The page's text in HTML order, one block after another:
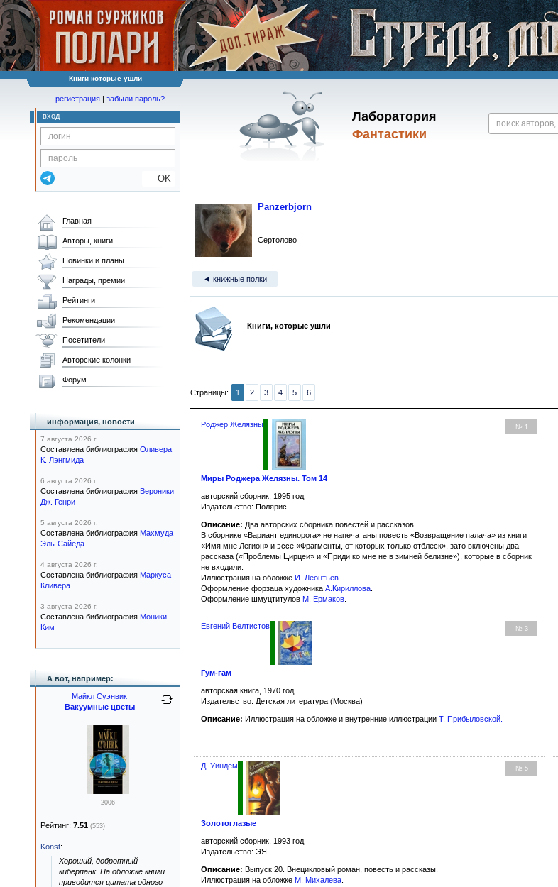
Книги которые ушли
Лаборатория
Фантастики
регистрация | забыли пароль?
вход
OK
Panzerbjorn
Сертолово
◄ книжные полки
Книги, которые ушли
Страницы: 1 2 3 4 5 6
№ 1
Роджер Желязны
Миры Роджера Желязны. Том 14
авторский сборник, 1995 год
Издательство: Полярис
Описание: Два авторских сборника повестей и рассказов.
В сборнике «Вариант единорога» не напечатаны повесть «Возвращение палача» из книги
«Имя мне Легион» и эссе «Фрагменты, от которых только отблеск», зато включены два
рассказа («Проблемы Цирцеи» и «Приди ко мне не в зимней белизне»), которые в сборник
не входили.
Иллюстрация на обложке И. Леонтьев
Оформление форзаца художника А.Кириллова
Оформление шмуцтитулов М. Ермаков
№ 3
Евгений Велтистов
Гум-гам
авторская книга, 1970 год
Издательство: Детская литература (Москва)
Описание: Иллюстрация на обложке и внутренние иллюстрации Т. Прибыловской
№ 5
Д. Уиндем
Золотоглазые
авторский сборник, 1993 год
Издательство: ЭЯ
Описание: Выпуск 20. Внецикловый роман, повесть и рассказы.
Иллюстрация на обложке М. Михалева
Главная
Авторы, книги
Новинки и планы
Награды, премии
Рейтинги
Рекомендации
Посетители
Авторские колонки
Форум
информация, новости
7 августа 2026 г.
Составлена библиография Оливера
К. Лэнгмида
6 августа 2026 г.
Составлена библиография Вероники
Дж. Генри
5 августа 2026 г.
Составлена библиография Махмуда
Эль-Сайеда
4 августа 2026 г.
Составлена библиография Маркуса
Кливера
3 августа 2026 г.
Составлена библиография Моники
Ким
А вот, например:
Майкл Суэнвик
Вакуумные цветы
2006
Рейтинг: 7.51 (553)
Konst:
Хороший, добротный
киберпанк. На обложке книги
приводится цитата одного